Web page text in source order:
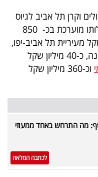
וקרן תל אביב לגיוס
תרומות לטובת מימון הפרויקט שעלותו מוערכת בכ- 850
כ-200 מיליון שקל מעיריית תל אביב-יפו,
כ-250 מיליון שקל השתתפות המדינה, כ-40 מיליון שקל
וכ-360 מיליון שקל
מה התרחש באחד ממעוזי
לכתבה המלאה